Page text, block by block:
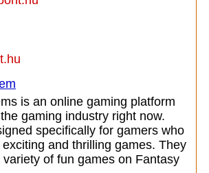
is an online gaming platform
gaming industry right now.
specifically for gamers who
and thrilling games. They
of fun games on Fantasy